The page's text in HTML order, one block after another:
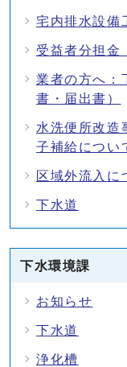
宅内排水設備
受益者分担金
業者の方へ：
書・届出書）
水洗便所改造
子補給につい
区域外流入に
下水道
下水環境課
お知らせ
下水道
浄化槽